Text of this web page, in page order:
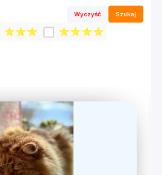
doceniane przez
na bezkonkurencyjną
wynoszącą 9H. Oznacza
takie jak klucze czy
wytrzymałość
twardości 9H zabezpiecza
oraz absorbuje uderzenia
telefonu i w dużej
przed rozbiciem
Wyczyść Szukaj